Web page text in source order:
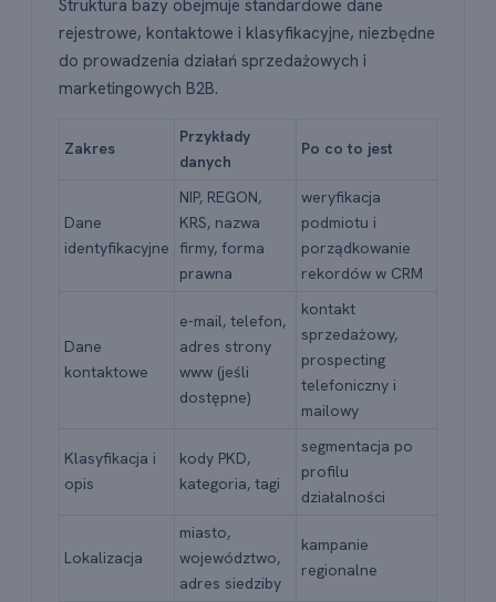
Struktura bazy obejmuje standardowe dane
rejestrowe, kontaktowe i klasyfikacyjne, niezbędne
do prowadzenia działań sprzedażowych i
marketingowych B2B.
Zakres
Przykłady
danych
Po co to jest
Dane
identyfikacyjne
NIP, REGON,
KRS, nazwa
firmy, forma
prawna
weryfikacja
podmiotu i
porządkowanie
rekordów w CRM
Dane
kontaktowe
e-mail, telefon,
adres strony
www (jeśli
dostępne)
kontakt
sprzedażowy,
prospecting
telefoniczny i
mailowy
Klasyfikacja i
opis
kody PKD,
kategoria, tagi
segmentacja po
profilu
działalności
Lokalizacja
miasto,
województwo,
adres siedziby
kampanie
regionalne